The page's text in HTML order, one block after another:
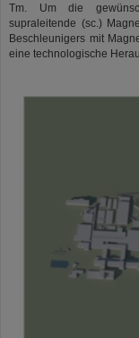
Tm. Um die
supraleitende (sc.)
Beschleunigers mit
eine technologische